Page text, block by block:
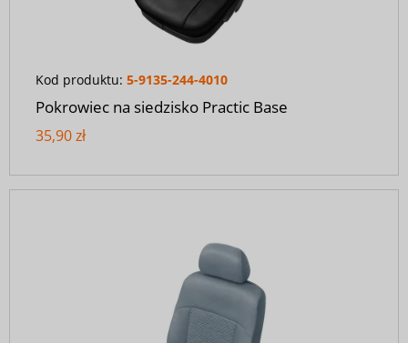
Kod produktu: 5-9135-244-4010
Pokrowiec na siedzisko Practic Base
35,90 zł